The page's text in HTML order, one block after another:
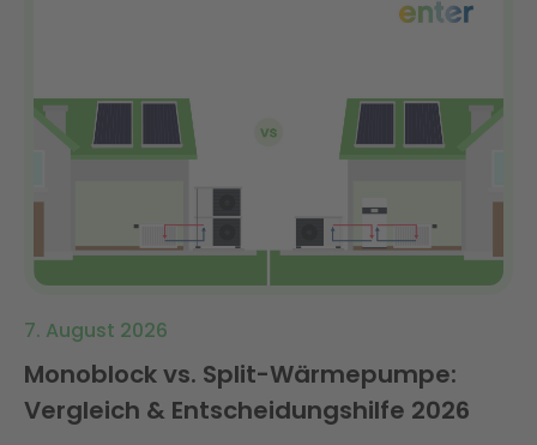
7. August 2026
Monoblock vs. Split-Wärmepumpe:
Vergleich & Entscheidungshilfe 2026